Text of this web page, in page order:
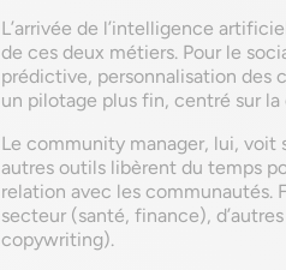
L’arrivée de l’intelligence
de ces deux métiers. Pour le
prédictive, personnalisation des
un pilotage plus fin, centré sur
Le community manager, lui, voit
autres outils libèrent du temps
relation avec les communautés.
secteur (santé, finance),
copywriting).